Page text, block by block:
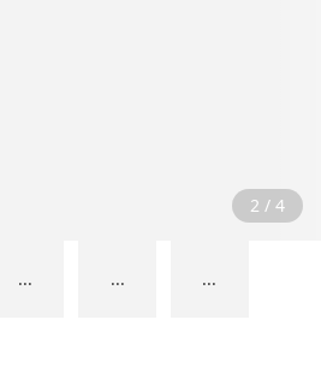
2 / 4
... ... ...